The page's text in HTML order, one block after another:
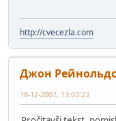
http://cvecezla.com
Джон Рейнольдс
18-12-2007, 13:03:23